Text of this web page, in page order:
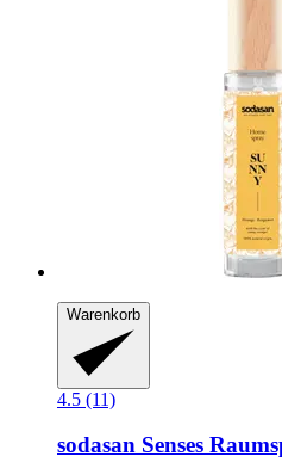
Warenkorb
4.5 (11)
sodasan Senses